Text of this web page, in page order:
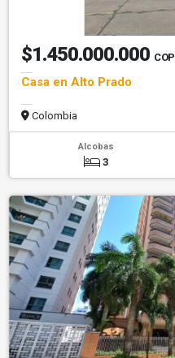
$1.450.000.000 COP
Casa en Alto Prado
Colombia
Alcobas
3